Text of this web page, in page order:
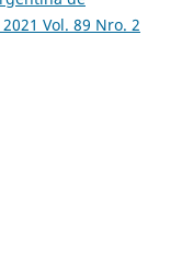
Vol. 89 Nro. 2